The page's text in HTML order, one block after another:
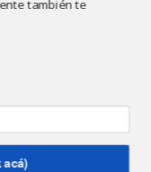
deseos. Por eso
también te
acá)